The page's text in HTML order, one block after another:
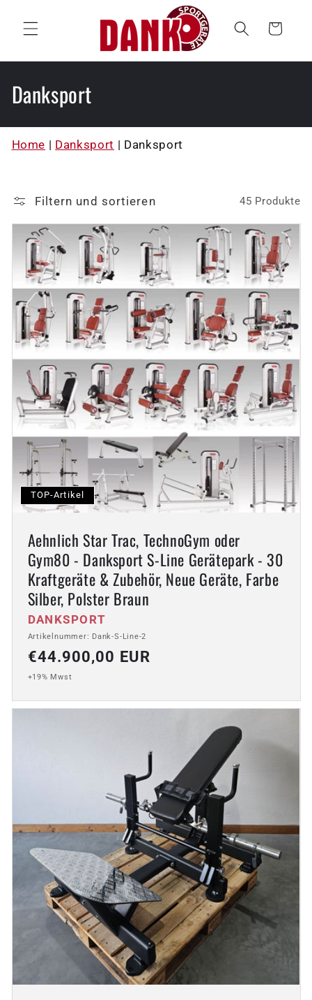
Inhalt
Warenkorb
K
a
t
g
o
r
i
e
:
Danksport
Home | Danksport | Danksport
Filtern und sortieren 45 Produkte
TOP-Artikel
Aehnlich Star Trac, TechnoGym oder
Gym80 - Danksport S-Line Gerätepark - 30
Kraftgeräte & Zubehör, Neue Geräte, Farbe
Silber, Polster Braun
Anbieter:
DANKSPORT
Artikelnummer: Dank-S-Line-2
Normaler
Preis
€44.900,00 EUR
+19% Mwst